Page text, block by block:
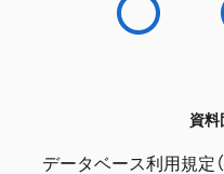
資料
データベース利用規定（